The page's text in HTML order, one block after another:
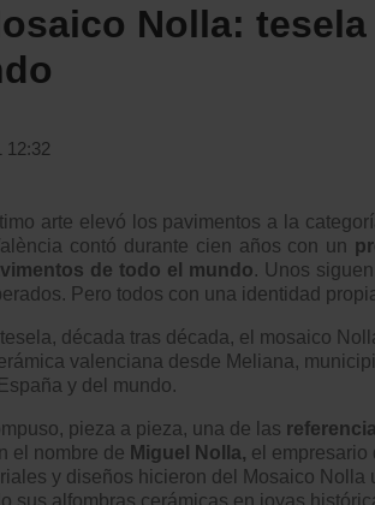
Nolla:
12:32
arte elevó los pavimentos a la
ència contó durante cien años con un
de todo el mundo. Unos
Pero todos con una identidad
d écada tras d écada, el mosaico
valenciana desde Meliana,
y del mundo.
pieza a pieza, una de las
el nombre de Miguel Nolla, el empresario
y diseños hicieron del Mosaico Nolla
sus alfombras cerámicas en joyas histó